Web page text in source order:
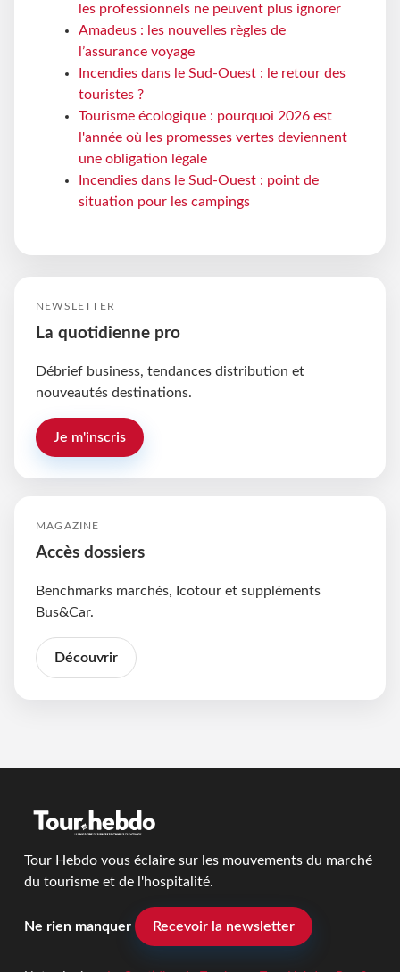
les professionnels ne peuvent plus ignorer
Amadeus : les nouvelles règles de
l’assurance voyage
Incendies dans le Sud-Ouest : le retour des
touristes ?
Tourisme écologique : pourquoi 2026 est
l'année où les promesses vertes deviennent
une obligation légale
Incendies dans le Sud-Ouest : point de
situation pour les campings
NEWSLETTER
La quotidienne pro
Débrief business, tendances distribution et
nouveautés destinations.
Je m'inscris
MAGAZINE
Accès dossiers
Benchmarks marchés, Icotour et suppléments
Bus&Car.
Découvrir
Tour Hebdo vous éclaire sur les mouvements du marché
du tourisme et de l'hospitalité.
Ne rien manquer Recevoir la newsletter